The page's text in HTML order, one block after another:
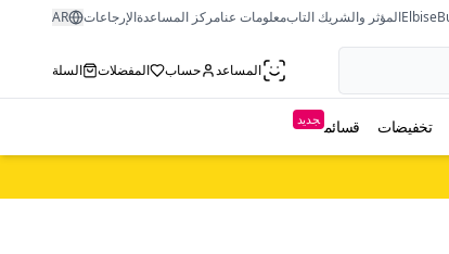
المؤثر والشريك التابمعلومات عنامركز المساعدةالإرجاعات AR
المساعد حساب المفضلات السلة
تخفيضات قسائم جديد